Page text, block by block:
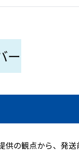
ー
の観点から、発